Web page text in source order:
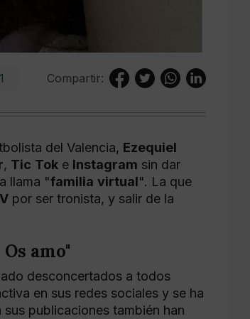
Compartir:
del Valencia, Ezequiel
, Tic Tok e Instagram sin dar
llama "familia virtual". La que
por ser tronista, y salir de la
amo"
desconcertados a todos
en sus redes sociales y se ha
publicaciones también han